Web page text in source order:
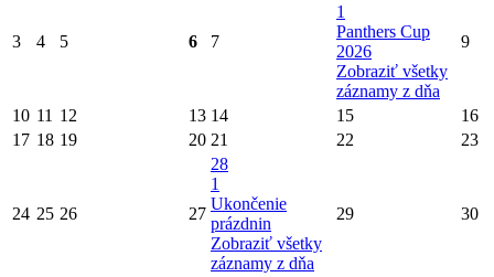
3 4 5 6 7
1
Panthers Cup
2026
Zobraziť všetky
záznamy z dňa
9
10 11 12 13 14 15
16
17 18 19 20 21 22 23
24 25 26 27
28
1
Ukončenie
prázdnin
Zobraziť všetky
záznamy z dňa
29 30